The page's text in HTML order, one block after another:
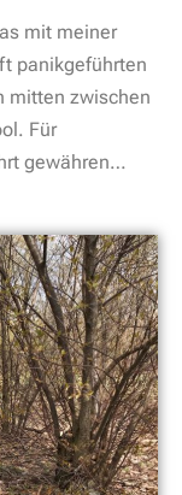
Friedhof.
und die 206
ich vorhin
wunderschön